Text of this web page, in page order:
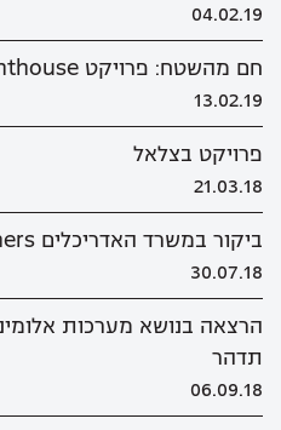
04.02.19
חם מהשטח: פרויקט Lighthouse בבת ים
13.02.19
פרויקט בצלאל
21.03.18
ביקור במשרד האדריכלים Foster + Partners בלונדון
30.07.18
הרצאה בנושא מערכות
תדהר
06.09.18